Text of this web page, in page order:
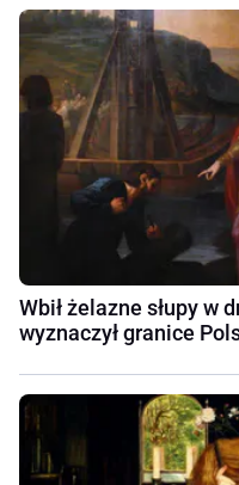
Wbił żelazne słupy w
wyznaczył granice